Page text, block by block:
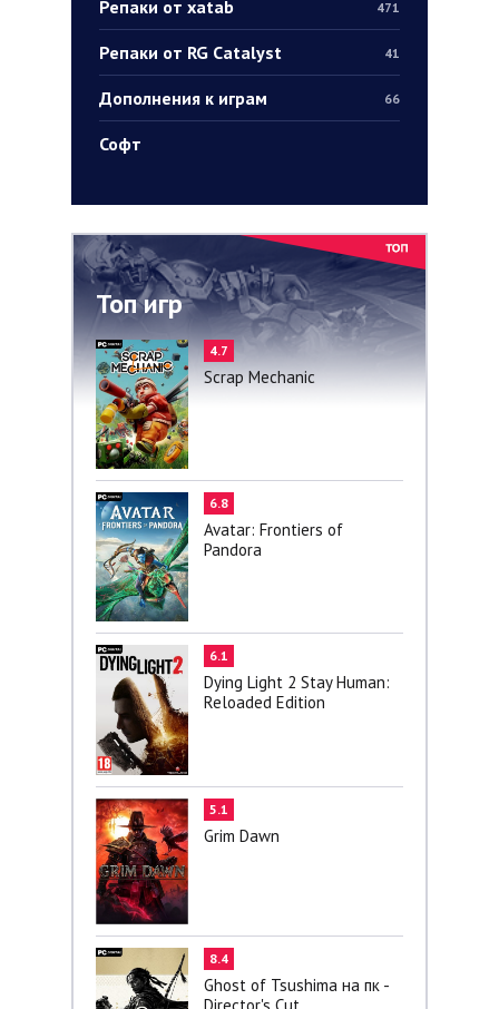
Репаки от xatab 471
Репаки от RG Catalyst 41
Дополнения к играм 66
Софт
Топ игр
4.7
Scrap Mechanic
6.8
Avatar: Frontiers of
Pandora
6.1
Dying Light 2 Stay Human:
Reloaded Edition
5.1
Grim Dawn
8.4
Ghost of Tsushima на пк -